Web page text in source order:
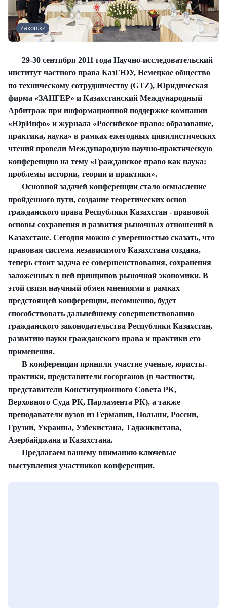
Zakon.kz
29-30 сентября 2011 года Научно-исследовательский
институт частного права КазГЮУ, Немецкое общество
по техническому сотрудничеству (GTZ), Юридическая
фирма «ЗАНГЕР» и Казахстанский Международный
Арбитраж при информационной поддержке компании
«ЮрИнфо» и журнала «Российское право: образование,
практика, наука» в рамках ежегодных цивилистических
чтений провели Международную научно-практическую
конференцию на тему «Гражданское право как наука:
проблемы истории, теории и практики».
Основной задачей конференции стало осмысление
пройденного пути, создание теоретических основ
гражданского права Республики Казахстан - правовой
основы сохранения и развития рыночных отношений в
Казахстане. Сегодня можно с уверенностью сказать, что
правовая система независимого Казахстана создана,
теперь стоит задача ее совершенствования, сохранения
заложенных в ней принципов рыночной экономики. В
этой связи научный обмен мнениями в рамках
предстоящей конференции, несомненно, будет
способствовать дальнейшему совершенствованию
гражданского законодательства Республики Казахстан,
развитию науки гражданского права и практики его
применения.
В конференции приняли участие ученые, юристы-
практики, представители госорганов (в частности,
представители Конституционного Совета РК,
Верховного Суда РК, Парламента РК), а также
преподаватели вузов из Германии, Польши, России,
Грузии, Украины, Узбекистана, Таджикистана,
Азербайджана и Казахстана.
Предлагаем вашему вниманию ключевые
выступления участников конференции.